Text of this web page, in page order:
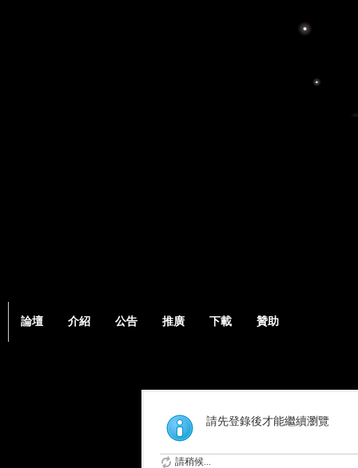
論壇 介紹 公告 推廣 下載 贊助
請先登錄後才能繼續瀏覽
請稍候...